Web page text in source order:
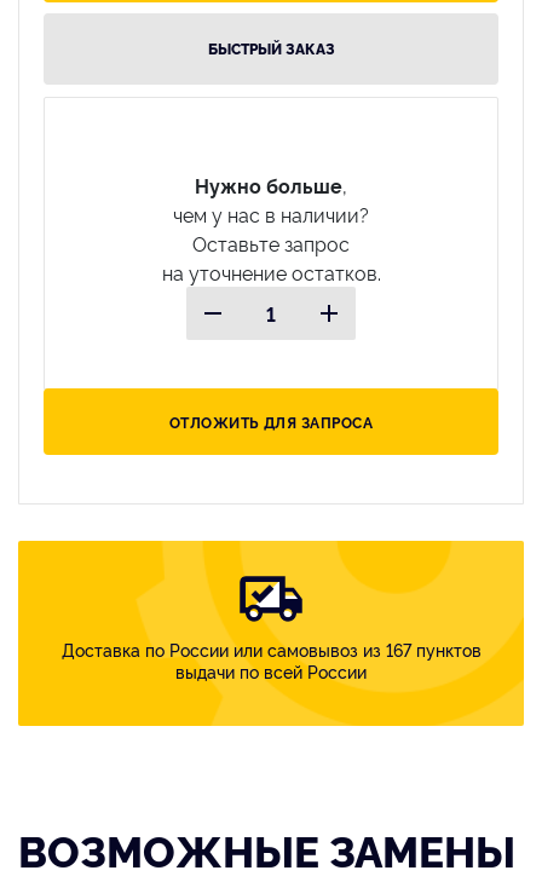
БЫСТРЫЙ ЗАКАЗ
Нужно больше,
чем у нас в наличии?
Оставьте запрос
на уточнение остатков.
ОТЛОЖИТЬ ДЛЯ ЗАПРОСА
Доставка по России или самовывоз из 167 пунктов
выдачи по всей России
ВОЗМОЖНЫЕ ЗАМЕНЫ